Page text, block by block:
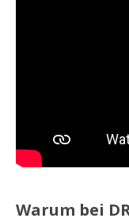
Warum bei